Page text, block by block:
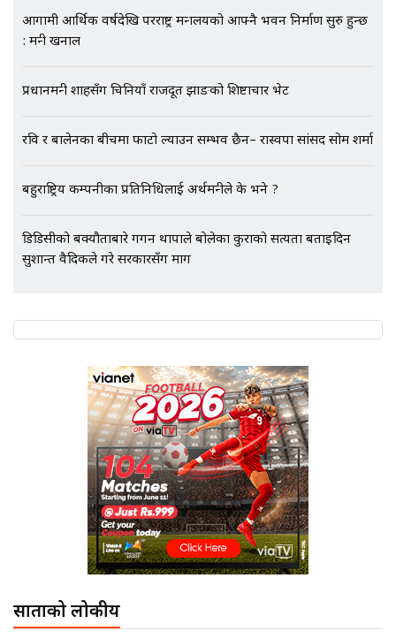
Followup: CCTV Footage Lost |
SIDHAKURA |
आगामी आर्थिक वर्षदेखि परराष्ट्र मन्त्रालयको आफ्नै भवन निर्माण सुरु हुन्छ
: मन्त्री खनाल
प्रधानमन्त्री शाहसँग चिनियाँ राजदूत झाङको शिष्टाचार भेट
रवि र बालेनका बीचमा फाटो ल्याउन सम्भव छैन– रास्वपा सांसद सोम शर्मा
बहुराष्ट्रिय कम्पनीका प्रतिनिधिलाई अर्थमन्त्रीले के भने ?
डिडिसीको बक्यौताबारे गगन थापाले बोलेका कुराको सत्यता बताइदिन
सुशान्त वैदिकले गरे सरकारसँग माग
साताको लोकप्रीय